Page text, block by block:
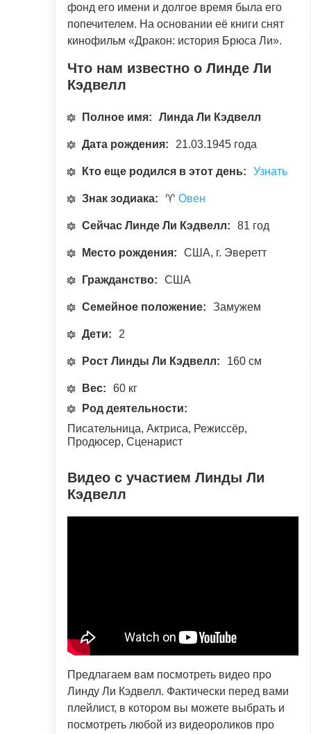
фонд его имени и долгое время была его
попечителем. На основании её книги снят
кинофильм «Дракон: история Брюса Ли».
Что нам известно о Линде Ли
Кэдвелл
Полное имя: Линда Ли Кэдвелл
Дата рождения: 21.03.1945 года
Кто еще родился в этот день: Узнать
Знак зодиака: ♈ Овен
Сейчас Линде Ли Кэдвелл: 81 год
Место рождения: США, г. Эверетт
Гражданство: США
Семейное положение: Замужем
Дети: 2
Рост Линды Ли Кэдвелл: 160 см
Вес:
60 кг
Род деятельности:
Писательница, Актриса, Режиссёр,
Продюсер, Сценарист
Видео с участием Линды Ли
Кэдвелл
Предлагаем вам посмотреть видео про
Линду Ли Кэдвелл. Фактически перед вами
плейлист, в котором вы можете выбрать и
посмотреть любой из видеороликов про